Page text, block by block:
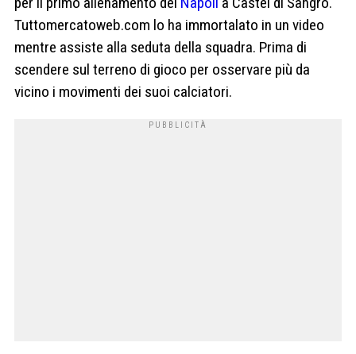
Tuttomercatoweb.com lo ha immortalato in un video
mentre assiste alla seduta della squadra. Prima di
scendere sul terreno di gioco per osservare più da
vicino i movimenti dei suoi calciatori.